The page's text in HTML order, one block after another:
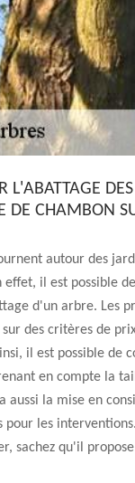
L'ABATTAGE
DE CHAMBON
autour des
effet, il est possible
d'un arbre. Les
sur des critères de
il est possible de
en compte la
aussi la mise en
pour les
sachez qu'il